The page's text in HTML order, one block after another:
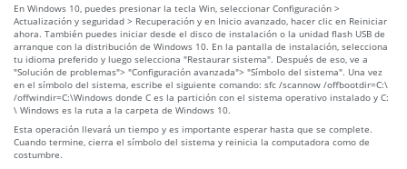
En Windows 10, puedes presionar la tecla Win, seleccionar Configuración >
Actualización y seguridad > Recuperación y en Inicio avanzado, hacer clic en Reiniciar
ahora. También puedes iniciar desde el disco de instalación o la unidad flash USB de
arranque con la distribución de Windows 10. En la pantalla de instalación, selecciona
tu idioma preferido y luego selecciona "Restaurar sistema". Después de eso, ve a
"Solución de problemas"> "Configuración avanzada"> "Símbolo del sistema". Una vez
en el símbolo del sistema, escribe el siguiente comando: sfc /scannow /offbootdir=C:\
/offwindir=C:\Windows donde C es la partición con el sistema operativo instalado y C:
\ Windows es la ruta a la carpeta de Windows 10.
Esta operación llevará un tiempo y es importante esperar hasta que se complete.
Cuando termine, cierra el símbolo del sistema y reinicia la computadora como de
costumbre.